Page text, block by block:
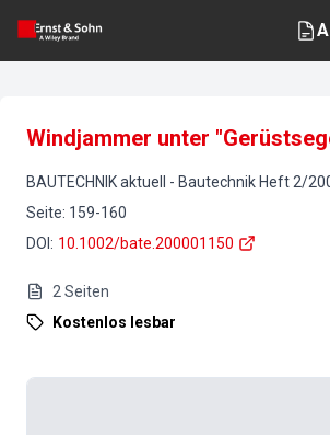
Windjammer unter
BAUTECHNIK aktuell - Bautechnik Heft 2/
Seite: 159-160
DOI : 10.1002/bate.200001150
2 Seiten
Kostenlos lesbar